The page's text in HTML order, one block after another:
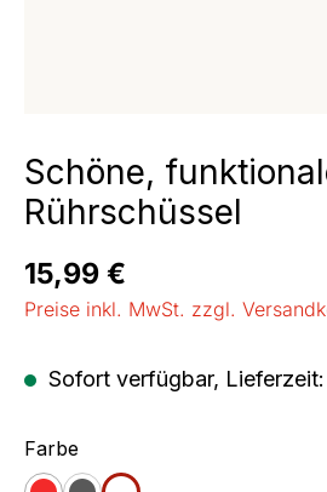
Schöne,
Rührschüssel
Regulärer Preis:
15,99 €
Preise inkl. MwSt. zzgl.
Sofort verfügbar,
Farbeauswählen